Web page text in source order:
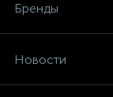
Бренды
Новости